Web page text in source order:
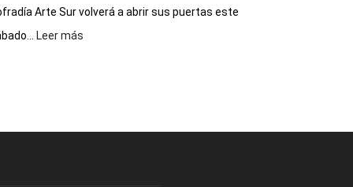
Arte Sur volverá a abrir sus puertas este
Leer más
nueva